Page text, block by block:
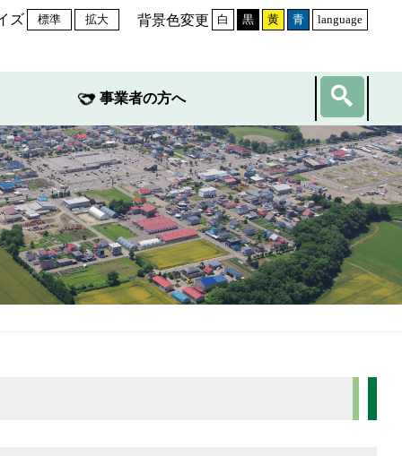
ズ 標準 拡大 背景色変更 白 黒 黄 青 language
事業者の方へ